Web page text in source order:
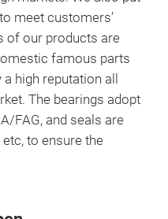
meet customers’
of our products are
famous parts
high reputation all
The bearings adopt
FAG, and seals are
etc, to ensure the